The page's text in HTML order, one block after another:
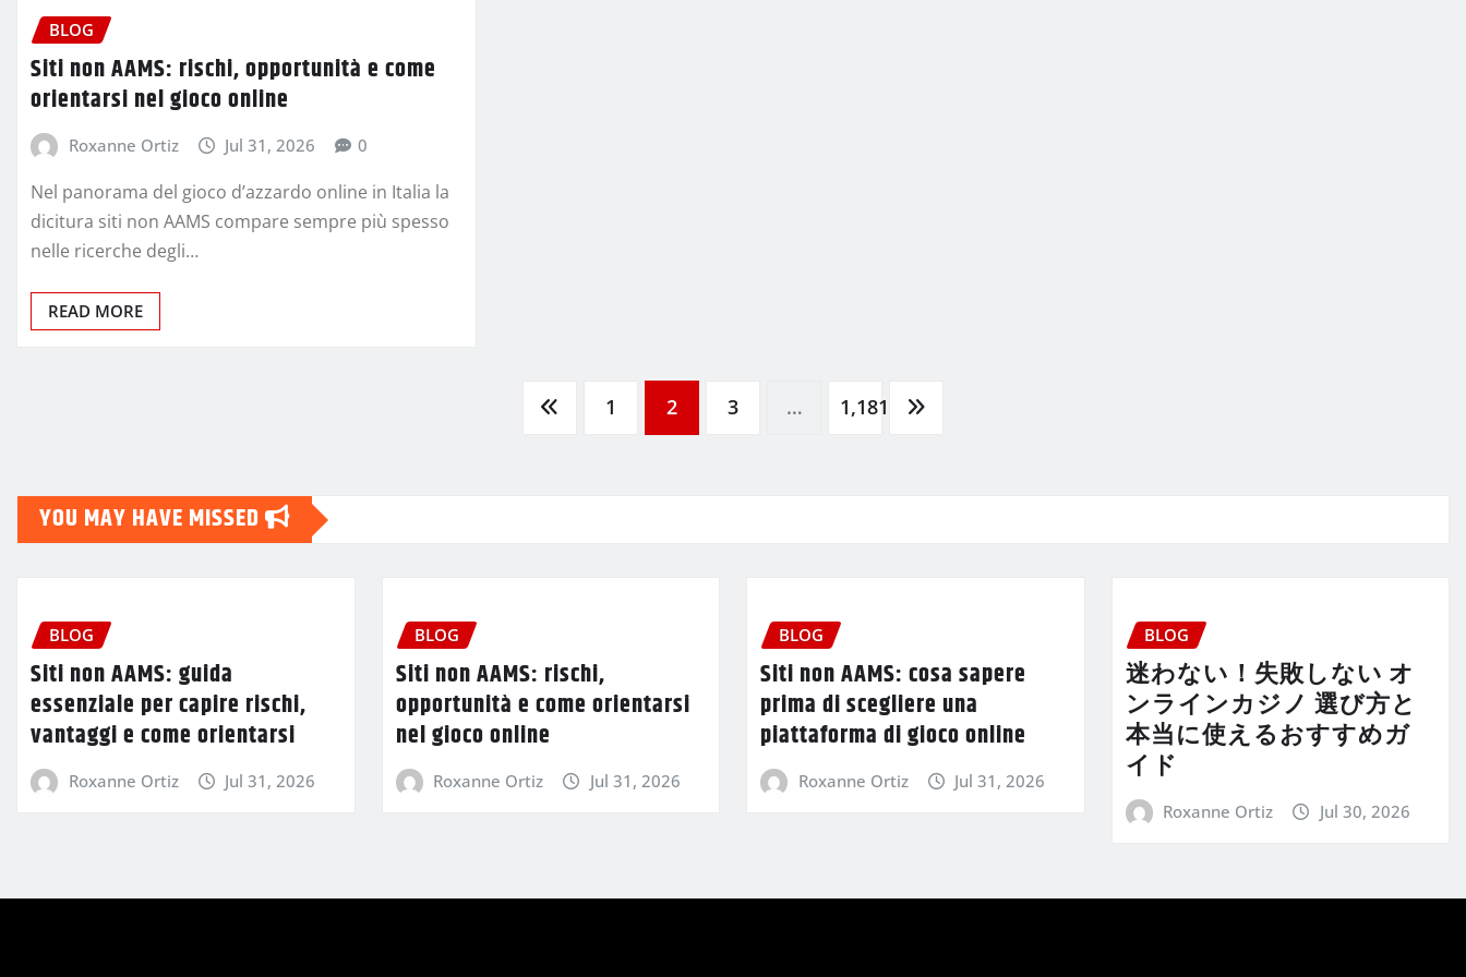
BLOG
Siti non AAMS: rischi, opportunità e come
orientarsi nel gioco online
Roxanne Ortiz Jul 31, 2026 0
Nel panorama del gioco d’azzardo online in Italia la
dicitura siti non AAMS compare sempre più spesso
nelle ricerche degli…
READ MORE
1 2 3 … 1,181
YOU MAY HAVE MISSED
BLOG
Siti non AAMS: guida
essenziale per capire rischi,
vantaggi e come orientarsi
Roxanne Ortiz Jul 31, 2026
BLOG
Siti non AAMS: rischi,
opportunità e come orientarsi
nel gioco online
Roxanne Ortiz Jul 31, 2026
BLOG
Siti non AAMS: cosa sapere
prima di scegliere una
piattaforma di gioco online
Roxanne Ortiz Jul 31, 2026
BLOG
迷わない！失敗しない オ
ンラインカジノ 選び方と
本当に使えるおすすめガ
イド
Roxanne Ortiz Jul 30, 2026